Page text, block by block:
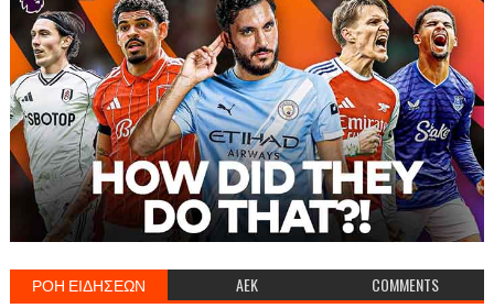
ΡΟΗ ΕΙΔΗΣΕΩΝ AEK COMMENTS